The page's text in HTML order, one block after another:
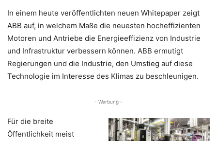
In einem heute veröffentlichten neuen Whitepaper zeigt
ABB auf, in welchem Maße die neuesten hocheffizienten
Motoren und Antriebe die Energieeffizienz von Industrie
und Infrastruktur verbessern können. ABB ermutigt
Regierungen und die Industrie, den Umstieg auf diese
Technologie im Interesse des Klimas zu beschleunigen.
- Werbung -
Für die breite
Öffentlichkeit meist